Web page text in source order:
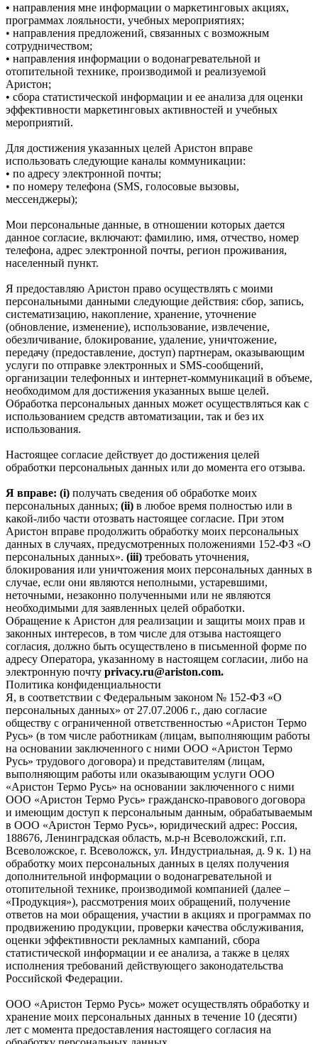
• направления мне информации о маркетинговых акциях,
программах лояльности, учебных мероприятиях;
• направления предложений, связанных с возможным
сотрудничеством;
• направления информации о водонагревательной и
отопительной технике, производимой и реализуемой
Аристон;
• сбора статистической информации и ее анализа для оценки
эффективности маркетинговых активностей и учебных
мероприятий.
Для достижения указанных целей Аристон вправе
использовать следующие каналы коммуникации:
• по адресу электронной почты;
• по номеру телефона (SMS, голосовые вызовы,
мессенджеры);
Мои персональные данные, в отношении которых дается
данное согласие, включают: фамилию, имя, отчество, номер
телефона, адрес электронной почты, регион проживания,
населенный пункт.
Я предоставляю Аристон право осуществлять с моими
персональными данными следующие действия: сбор, запись,
систематизацию, накопление, хранение, уточнение
(обновление, изменение), использование, извлечение,
обезличивание, блокирование, удаление, уничтожение,
передачу (предоставление, доступ) партнерам, оказывающим
услуги по отправке электронных и SMS‑сообщений,
организации телефонных и интернет‑коммуникаций в объеме,
необходимом для достижения указанных выше целей.
Обработка персональных данных может осуществляться как с
использованием средств автоматизации, так и без их
использования.
Настоящее согласие действует до достижения целей
обработки персональных данных или до момента его отзыва.
Я вправе: (i) получать сведения об обработке моих
персональных данных; (ii) в любое время полностью или в
какой-либо части отозвать настоящее согласие. При этом
Аристон вправе продолжить обработку моих персональных
данных в случаях, предусмотренных положениями 152-ФЗ «О
персональных данных». (iii) требовать уточнения,
блокирования или уничтожения моих персональных данных в
случае, если они являются неполными, устаревшими,
неточными, незаконно полученными или не являются
необходимыми для заявленных целей обработки.
Обращение к Аристон для реализации и защиты моих прав и
законных интересов, в том числе для отзыва настоящего
согласия, должно быть осуществлено в письменной форме по
адресу Оператора, указанному в настоящем согласии, либо на
электронную почту privacy.ru@ariston.com.
Политика конфиденциальности
Я, в соответствии с Федеральным законом № 152-ФЗ «О
персональных данных» от 27.07.2006 г., даю согласие
обществу с ограниченной ответственностью «Аристон Термо
Русь» (в том числе работникам (лицам, выполняющим работы
на основании заключенного с ними ООО «Аристон Термо
Русь» трудового договора) и представителям (лицам,
выполняющим работы или оказывающим услуги ООО
«Аристон Термо Русь» на основании заключенного с ними
ООО «Аристон Термо Русь» гражданско-правового договора
и имеющим доступ к персональным данным, обрабатываемым
в ООО «Аристон Термо Русь», юридический адрес: Россия,
188676, Ленинградская область, м.р-н Всеволожский, г.п.
Всеволожское, г. Всеволожск, ул. Индустриальная, д. 9 к. 1) на
обработку моих персональных данных в целях получения
дополнительной информации о водонагревательной и
отопительной технике, производимой компанией (далее –
«Продукция»), рассмотрения моих обращений, получение
ответов на мои обращения, участии в акциях и программах по
продвижению продукции, проверки качества обслуживания,
оценки эффективности рекламных кампаний, сбора
статистической информации и ее анализа, а также в целях
исполнения требований действующего законодательства
Российской Федерации.
ООО «Аристон Термо Русь» может осуществлять обработку и
хранение моих персональных данных в течение 10 (десяти)
лет с момента предоставления настоящего согласия на